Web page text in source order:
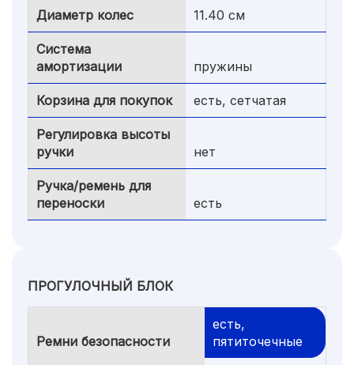
Диаметр колес 11.40 см
Система
амортизации
пружины
Корзина для покупок есть, сетчатая
Регулировка высоты
ручки
нет
Ручка/ремень для
переноски
есть
ПРОГУЛОЧНЫЙ БЛОК
Ремни безопасности
есть,
пятиточечные